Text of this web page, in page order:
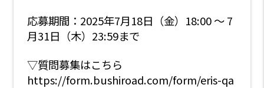
応募期間：2025年7月18日（金）18:00 〜 7
月31日（木）23:59まで
▽質問募集はこちら
https://form.bushiroad.com/form/eris-qa